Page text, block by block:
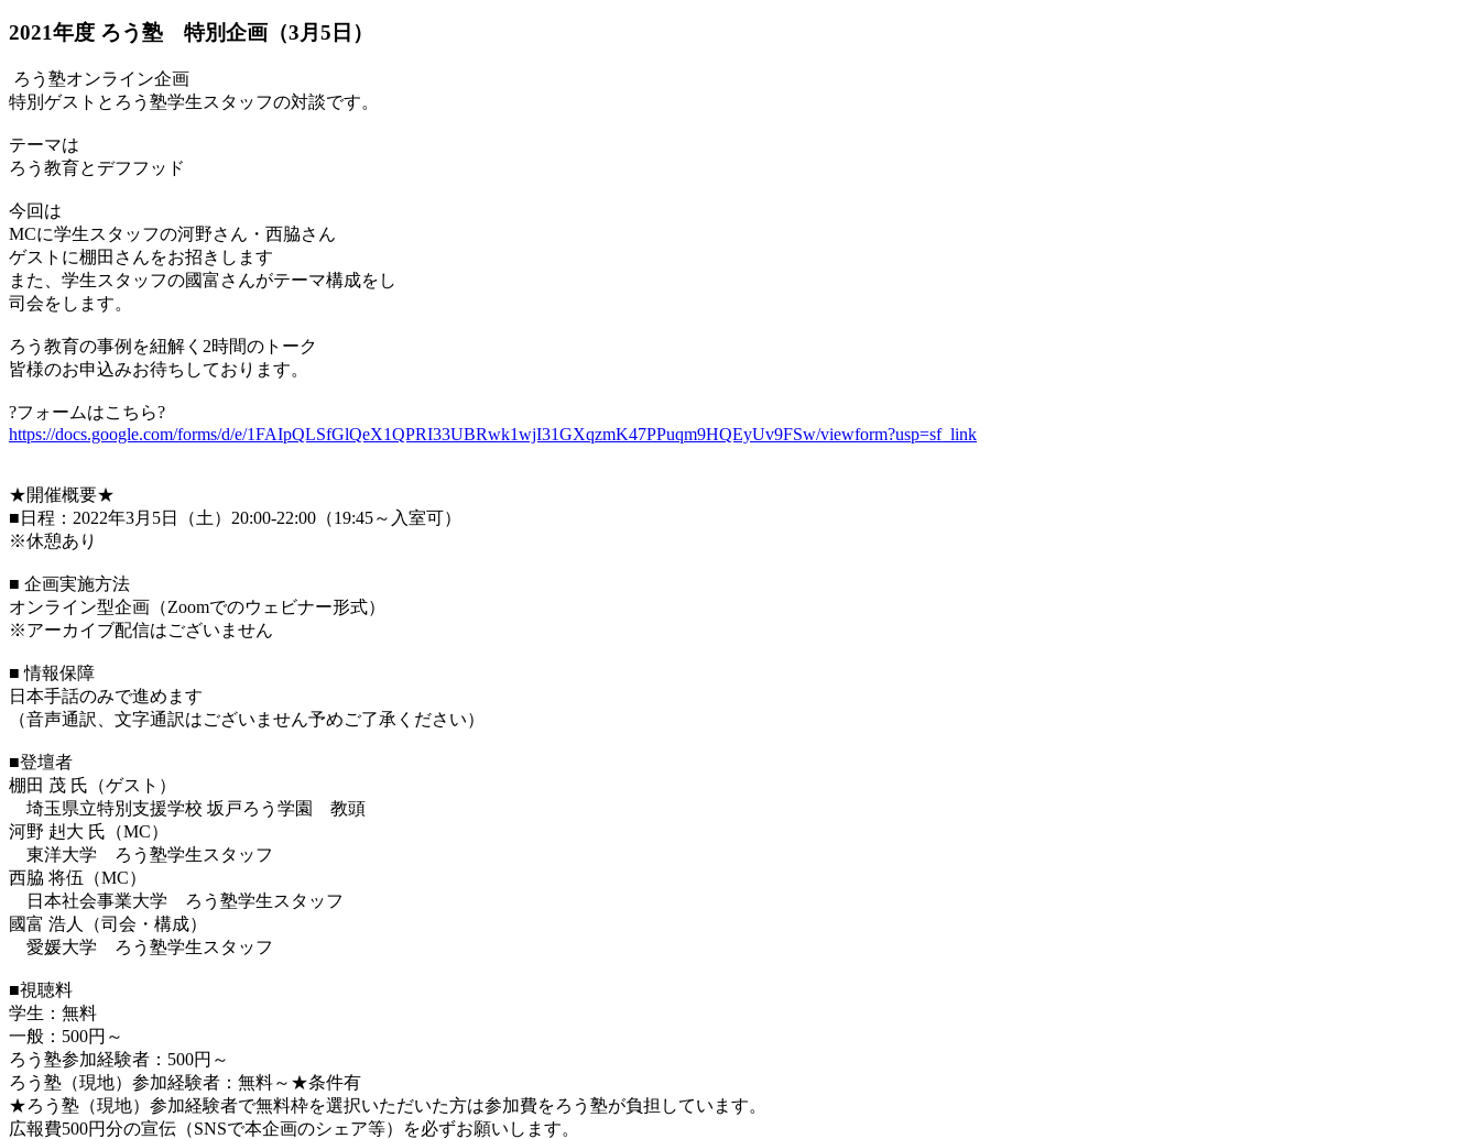
2021年度 ろう塾 特別企画（3月5日）
ろう塾オンライン企画
特別ゲストとろう塾学生スタッフの対談です。
テーマは
ろう教育とデフフッド
今回は
MCに学生スタッフの河野さん・西脇さん
ゲストに棚田さんをお招きします
また、学生スタッフの國富さんがテーマ構成をし
司会をします。
ろう教育の事例を紐解く2時間のトーク
皆様のお申込みお待ちしております。
?フォームはこちら?
https://docs.google.com/forms/d/e/1FAIpQLSfGlQeX1QPRI33UBRwk1wjI31GXqzmK47PPuqm9HQEyUv9FSw/viewform?usp=sf_link
★開催概要★
■日程：2022年3月5日（土）20:00-22:00（19:45～入室可）
※休憩あり
■ 企画実施方法
オンライン型企画（Zoomでのウェビナー形式）
※アーカイブ配信はございません
■ 情報保障
日本手話のみで進めます
（音声通訳、文字通訳はございません予めご了承ください）
■登壇者
棚田 茂 氏（ゲスト）
埼玉県立特別支援学校 坂戸ろう学園 教頭
河野 赳大 氏（MC）
東洋大学 ろう塾学生スタッフ
西脇 将伍（MC）
日本社会事業大学 ろう塾学生スタッフ
國富 浩人（司会・構成）
愛媛大学 ろう塾学生スタッフ
■視聴料
学生：無料
一般：500円～
ろう塾参加経験者：500円～
ろう塾（現地）参加経験者：無料～★条件有
★ろう塾（現地）参加経験者で無料枠を選択いただいた方は参加費をろう塾が負担しています。
広報費500円分の宣伝（SNSで本企画のシェア等）を必ずお願いします。